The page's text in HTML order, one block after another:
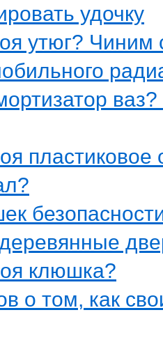
удочку
утюг? Чиним
пластиковое
клюшка?
о том, как